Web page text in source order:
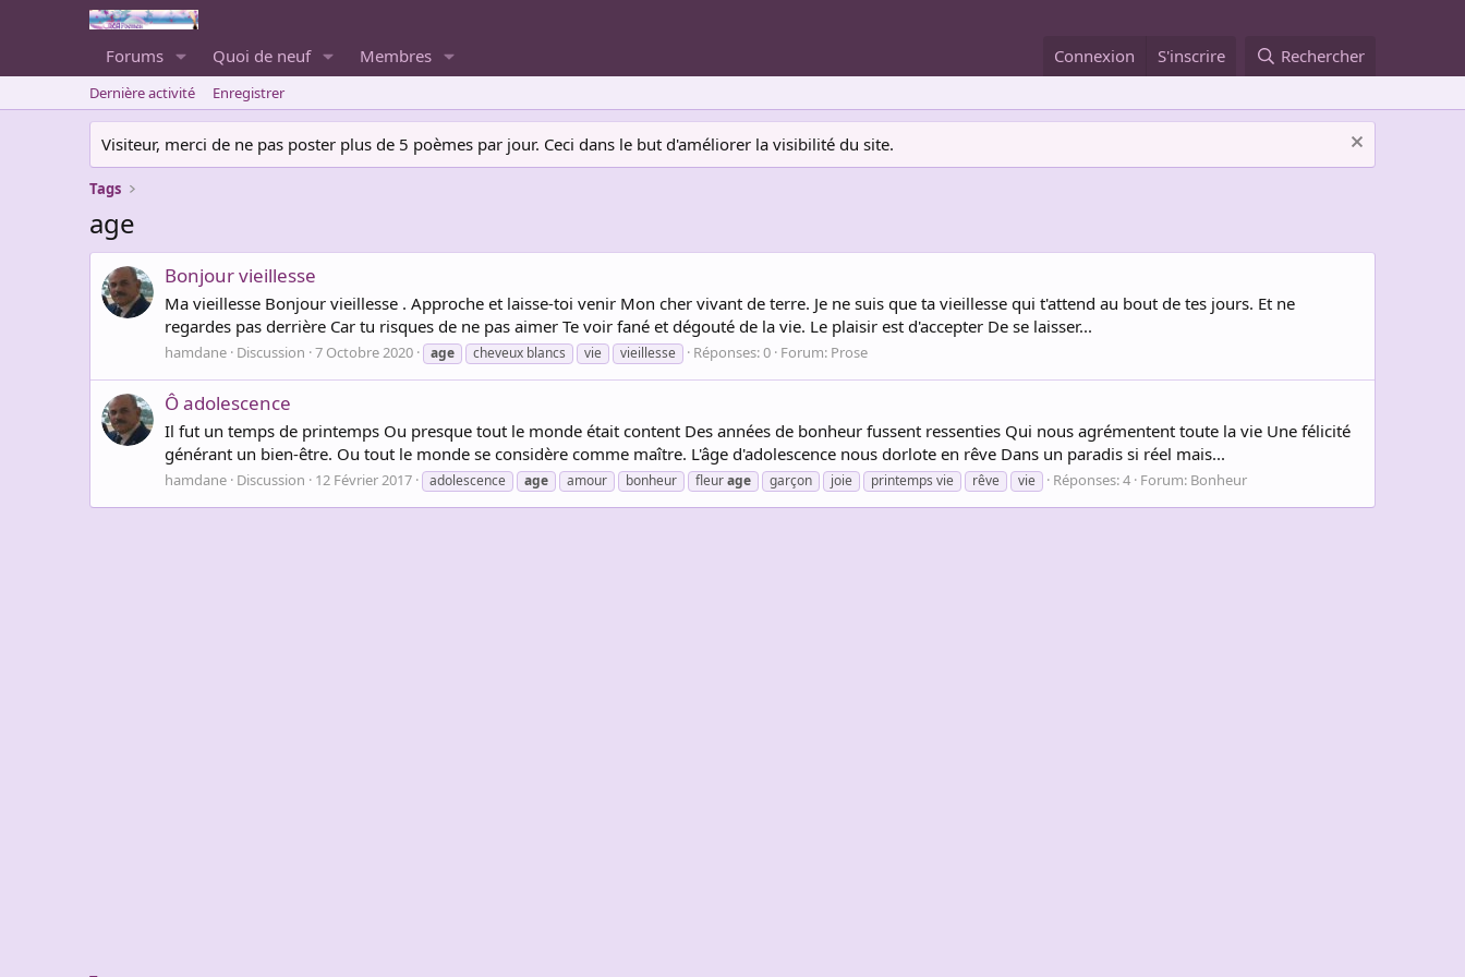
Forums Quoi de neuf Membres Connexion S'inscrire Rechercher
Dernière activité Enregistrer
Visiteur, merci de ne pas poster plus de 5 poèmes par jour. Ceci dans le but d'améliorer la visibilité du site.
Tags
age
Bonjour vieillesse
Ma vieillesse Bonjour vieillesse . Approche et laisse-toi venir Mon cher vivant de terre. Je ne suis que ta vieillesse qui t'attend au bout de tes jours. Et ne
regardes pas derrière Car tu risques de ne pas aimer Te voir fané et dégouté de la vie. Le plaisir est d'accepter De se laisser...
hamdane Discussion 7 Octobre 2020 age cheveux blancs vie vieillesse Réponses: 0 Forum: Prose
Ô adolescence
Il fut un temps de printemps Ou presque tout le monde était content Des années de bonheur fussent ressenties Qui nous agrémentent toute la vie Une félicité
générant un bien-être. Ou tout le monde se considère comme maître. L'âge d'adolescence nous dorlote en rêve Dans un paradis si réel mais...
hamdane Discussion 12 Février 2017 adolescence age amour bonheur fleurage garçon joie printemps vie rêve vie Réponses: 4 Forum: Bonheur